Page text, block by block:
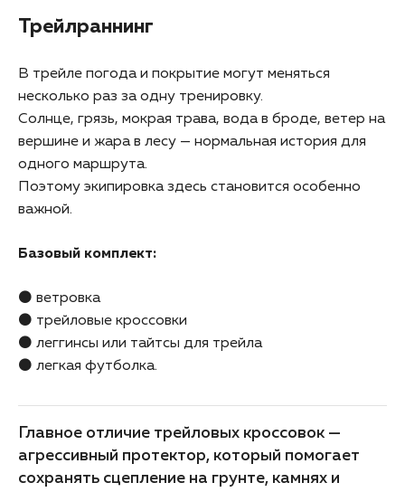
Трейлраннинг
В трейле погода и покрытие могут меняться
несколько раз за одну тренировку.
Солнце, грязь, мокрая трава, вода в броде, ветер на
вершине и жара в лесу — нормальная история для
одного маршрута.
Поэтому экипировка здесь становится особенно
важной.
Базовый комплект:
⚫ ветровка
⚫ трейловые кроссовки
⚫ леггинсы или тайтсы для трейла
⚫ легкая футболка.
Главное отличие трейловых кроссовок —
агрессивный протектор, который помогает
сохранять сцепление на грунте, камнях и